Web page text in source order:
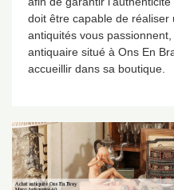
doit être capable de réaliser
antiquités vous
antiquaire situé à Ons En
accueillir dans sa boutique.